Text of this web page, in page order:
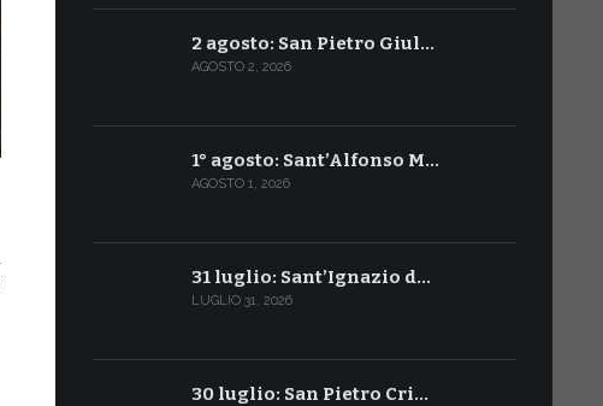
2 agosto: San Pietro Giul…
AGOSTO 2, 2026
1° agosto: Sant’Alfonso M…
AGOSTO 1, 2026
31 luglio: Sant’Ignazio d…
LUGLIO 31, 2026
30 luglio: San Pietro Cri…